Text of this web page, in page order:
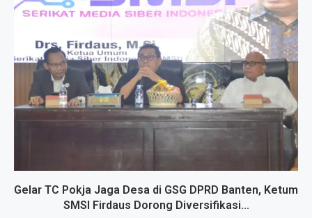
Gelar TC Pokja Jaga Desa di GSG DPRD Banten, Ketum
SMSI Firdaus Dorong Diversifikasi...